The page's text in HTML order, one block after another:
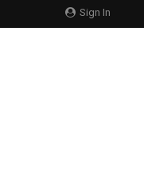
Sign In